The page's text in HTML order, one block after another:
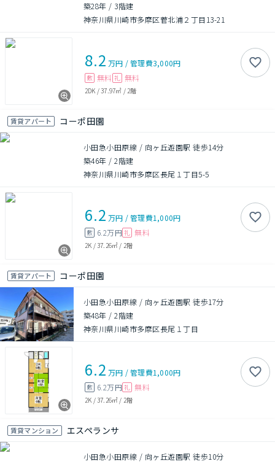
築28年 / 3階建
神奈川県川崎市多摩区菅北浦２丁目13-21
8.2 万円 /管理費3,000円
敷 無料 礼 無料
2DK /37.97㎡ / 2階
賃貸アパート コーポ田園
小田急小田原線 / 向ヶ丘遊園駅 徒歩14分
築46年 /2階建
神奈川県川崎市多摩区長尾１丁目5-5
6.2 万円 /管理費1,000円
敷 6.2万円 礼 無料
2K /37.26㎡ / 2階
賃貸アパート コーポ田園
小田急小田原線 / 向ヶ丘遊園駅 徒歩17分
築48年 /2階建
神奈川県川崎市多摩区長尾１丁目
6.2 万円 /管理費1,000円
敷 6.2万円 礼 無料
2K /37.26㎡ / 2階
賃貸マンション エスペランサ
小田急小田原線 / 向ヶ丘遊園駅 徒歩10分